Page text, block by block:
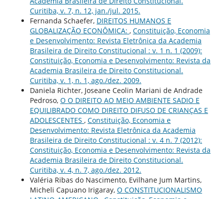
Curitiba, v. 7, n. 12, jan./jul. 2015.
Fernanda Schaefer, DIREITOS HUMANOS E
GLOBALIZAÇÃO ECONÔMICA: , Constituição, Economia
e Desenvolvimento: Revista Eletrônica da Academia
Brasileira de Direito Constitucional : v. 1 n. 1 (2009):
Constituição, Economia e Desenvolvimento: Revista da
Academia Brasileira de Direito Constitucional.
Curitiba, v. 1, n. 1, ago./dez. 2009.
Daniela Richter, Joseane Ceolin Mariani de Andrade
Pedroso, O O DIREITO AO MEIO AMBIENTE SADIO E
EQUILIBRADO COMO DIREITO DIFUSO DE CRIANÇAS E
ADOLESCENTES , Constituição, Economia e
Desenvolvimento: Revista Eletrônica da Academia
Brasileira de Direito Constitucional : v. 4 n. 7 (2012):
Constituição, Economia e Desenvolvimento: Revista da
Academia Brasileira de Direito Constitucional.
Curitiba, v. 4, n. 7, ago./dez. 2012.
Valéria Ribas do Nascimento, Evilhane Jum Martins,
Micheli Capuano Irigaray, O CONSTITUCIONALISMO